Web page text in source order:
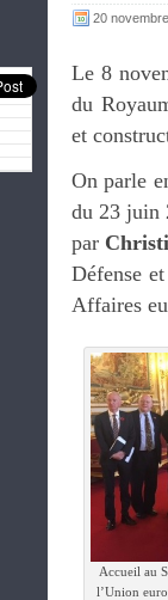
20
Le 8
du
et
On parle
du 23 juin
par
Défense
Affaires
Accueil au
l’Union